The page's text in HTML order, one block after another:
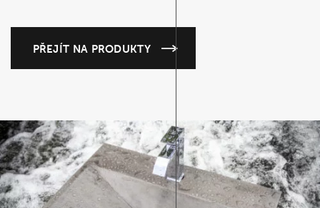
PŘEJÍT NA PRODUKTY